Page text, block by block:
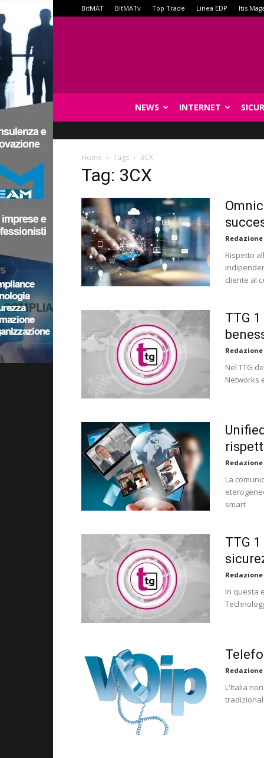
BitMAT BitMATv Top Trade Linea EDP Itis
NEWS INTERNET
Home Tags 3CX
Tag: 3CX
Rispetto
cliente al
TTG
Nel TTG
Networks
La
smart
TTG
In questa
L'Italia